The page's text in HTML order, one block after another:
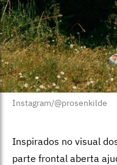
Instagram/@prosenkilde
Inspirados no visual
parte frontal aberta